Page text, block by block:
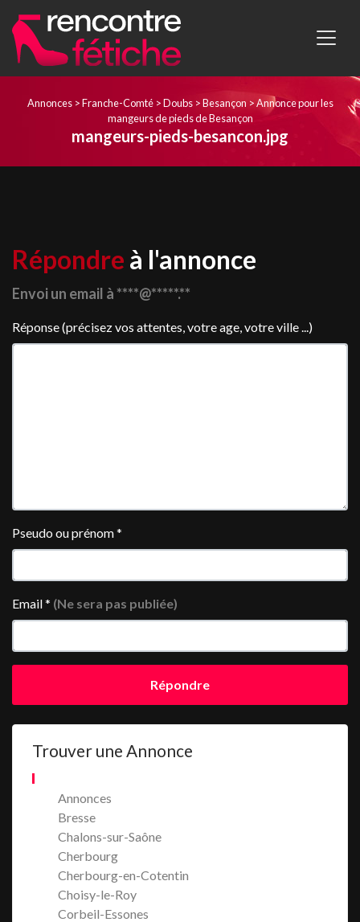
Annonces>Franche-Comté>Doubs>Besançon >Annonce pour les
mangeurs de pieds de Besançon
mangeurs-pieds-besancon.jpg
Répondre à l'annonce
Envoi un email à ****@*****.**
Réponse (précisez vos attentes, votre age, votre ville ...)
Pseudo ou prénom*
Email* (Ne sera pas publiée)
Répondre
Trouver une Annonce
Annonces
Bresse
Chalons-sur-Saône
Cherbourg
Cherbourg-en-Cotentin
Choisy-le-Roy
Corbeil-Essones